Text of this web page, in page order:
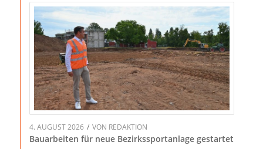
4. AUGUST 2026 / VON REDAKTION
Bauarbeiten für neue Bezirkssportanlage gestartet